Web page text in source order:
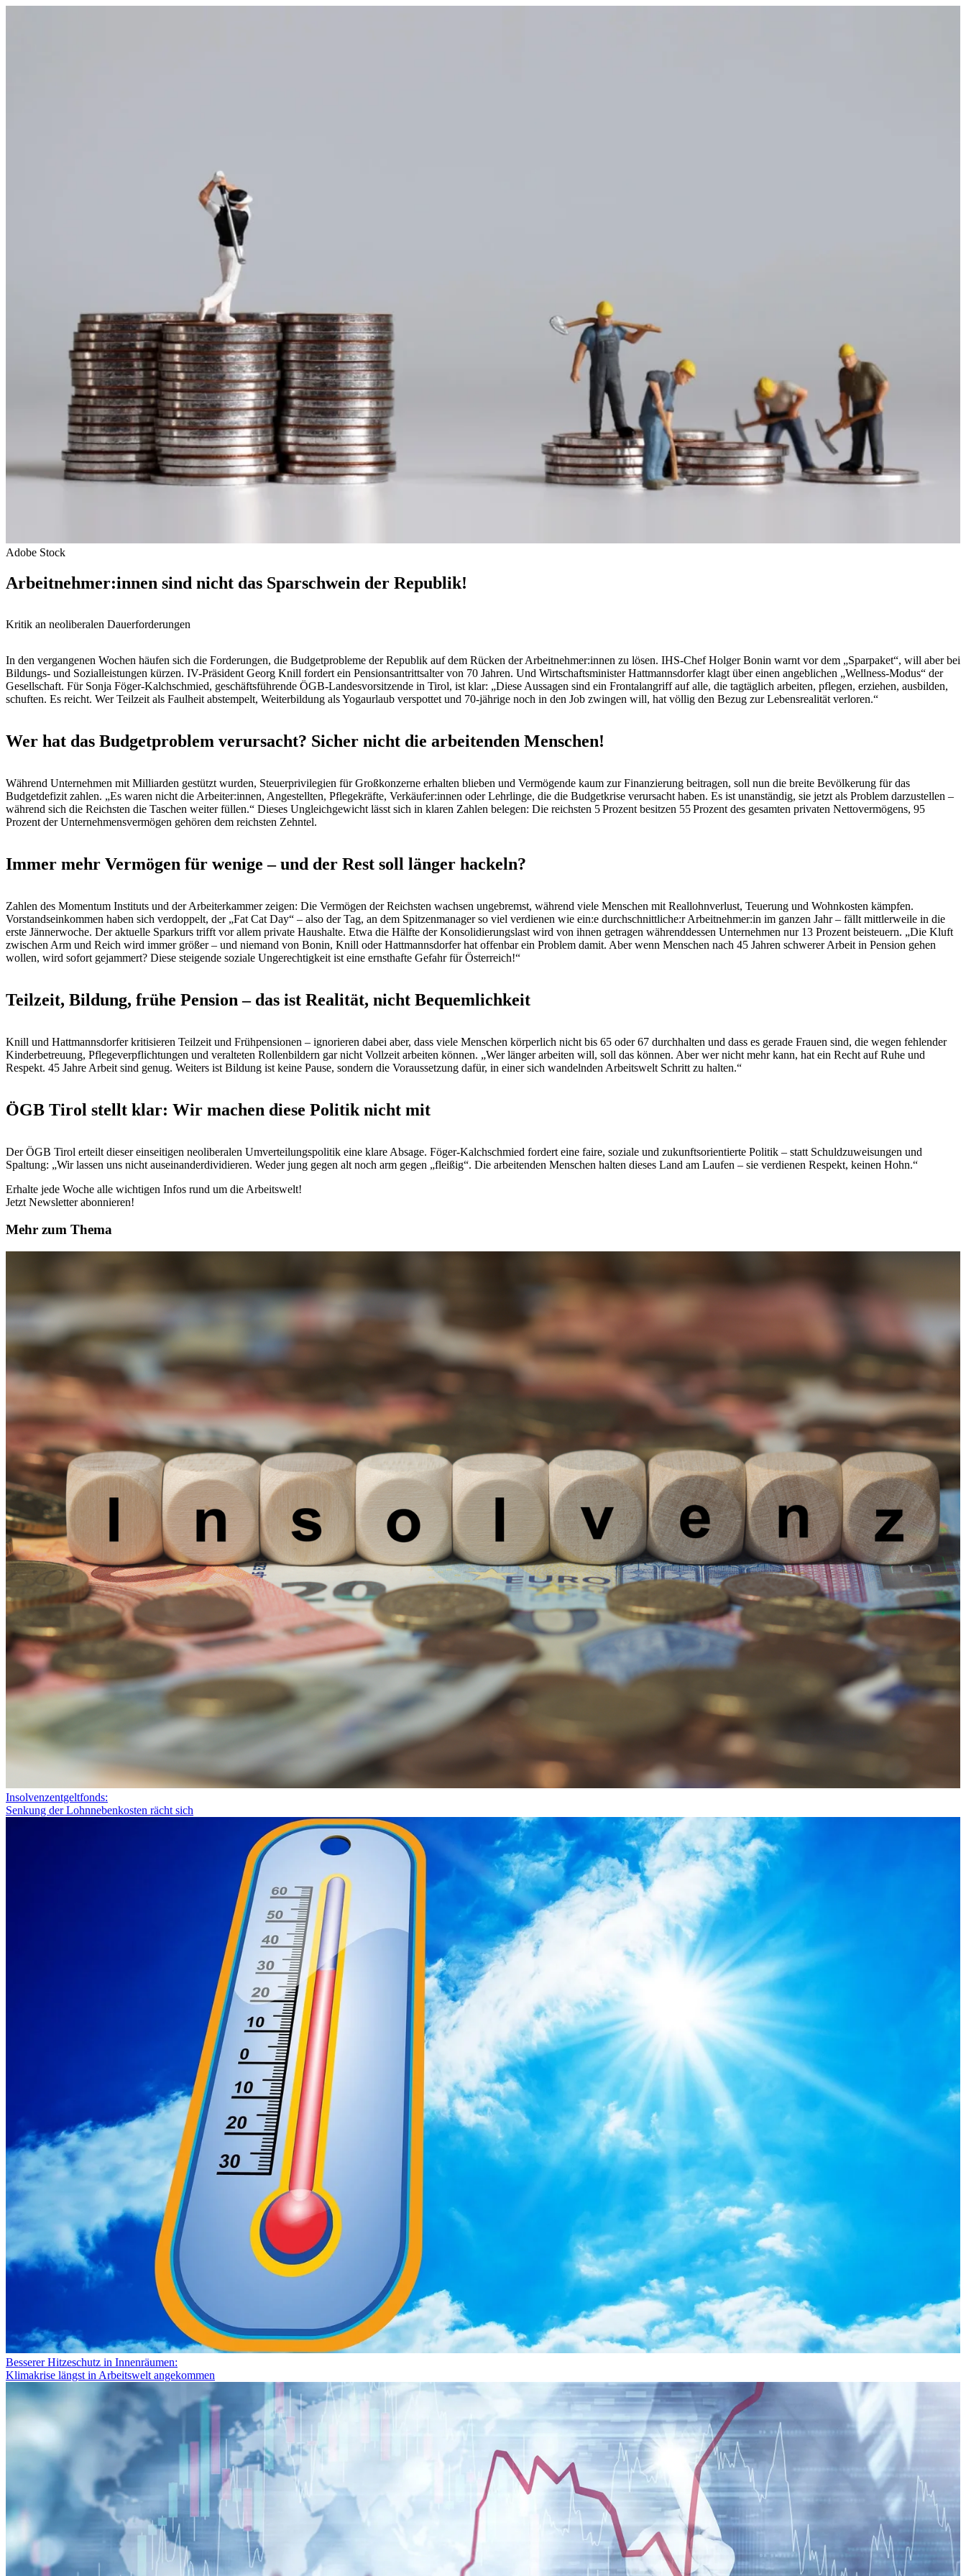
Adobe Stock
Arbeitnehmer:innen sind nicht das Sparschwein der Republik!
Kritik an neoliberalen Dauerforderungen
In den vergangenen Wochen häufen sich die Forderungen, die Budgetprobleme der Republik auf dem Rücken der Arbeitnehmer:innen zu lösen. IHS-Chef Holger Bonin warnt vor dem „Sparpaket“, will aber bei
Bildungs- und Sozialleistungen kürzen. IV-Präsident Georg Knill fordert ein Pensionsantrittsalter von 70 Jahren. Und Wirtschaftsminister Hattmannsdorfer klagt über einen angeblichen „Wellness-Modus“ der
Gesellschaft. Für Sonja Föger-Kalchschmied, geschäftsführende ÖGB-Landesvorsitzende in Tirol, ist klar: „Diese Aussagen sind ein Frontalangriff auf alle, die tagtäglich arbeiten, pflegen, erziehen, ausbilden,
schuften. Es reicht. Wer Teilzeit als Faulheit abstempelt, Weiterbildung als Yogaurlaub verspottet und 70-jährige noch in den Job zwingen will, hat völlig den Bezug zur Lebensrealität verloren.“
Wer hat das Budgetproblem verursacht? Sicher nicht die arbeitenden Menschen!
Während Unternehmen mit Milliarden gestützt wurden, Steuerprivilegien für Großkonzerne erhalten blieben und Vermögende kaum zur Finanzierung beitragen, soll nun die breite Bevölkerung für das
Budgetdefizit zahlen. „Es waren nicht die Arbeiter:innen, Angestellten, Pflegekräfte, Verkäufer:innen oder Lehrlinge, die die Budgetkrise verursacht haben. Es ist unanständig, sie jetzt als Problem darzustellen –
während sich die Reichsten die Taschen weiter füllen.“ Dieses Ungleichgewicht lässt sich in klaren Zahlen belegen: Die reichsten 5 Prozent besitzen 55 Prozent des gesamten privaten Nettovermögens, 95
Prozent der Unternehmensvermögen gehören dem reichsten Zehntel.
Immer mehr Vermögen für wenige – und der Rest soll länger hackeln?
Zahlen des Momentum Instituts und der Arbeiterkammer zeigen: Die Vermögen der Reichsten wachsen ungebremst, während viele Menschen mit Reallohnverlust, Teuerung und Wohnkosten kämpfen.
Vorstandseinkommen haben sich verdoppelt, der „Fat Cat Day“ – also der Tag, an dem Spitzenmanager so viel verdienen wie ein:e durchschnittliche:r Arbeitnehmer:in im ganzen Jahr – fällt mittlerweile in die
erste Jännerwoche. Der aktuelle Sparkurs trifft vor allem private Haushalte. Etwa die Hälfte der Konsolidierungslast wird von ihnen getragen währenddessen Unternehmen nur 13 Prozent beisteuern. „Die Kluft
zwischen Arm und Reich wird immer größer – und niemand von Bonin, Knill oder Hattmannsdorfer hat offenbar ein Problem damit. Aber wenn Menschen nach 45 Jahren schwerer Arbeit in Pension gehen
wollen, wird sofort gejammert? Diese steigende soziale Ungerechtigkeit ist eine ernsthafte Gefahr für Österreich!“
Teilzeit, Bildung, frühe Pension – das ist Realität, nicht Bequemlichkeit
Knill und Hattmannsdorfer kritisieren Teilzeit und Frühpensionen – ignorieren dabei aber, dass viele Menschen körperlich nicht bis 65 oder 67 durchhalten und dass es gerade Frauen sind, die wegen fehlender
Kinderbetreuung, Pflegeverpflichtungen und veralteten Rollenbildern gar nicht Vollzeit arbeiten können. „Wer länger arbeiten will, soll das können. Aber wer nicht mehr kann, hat ein Recht auf Ruhe und
Respekt. 45 Jahre Arbeit sind genug. Weiters ist Bildung ist keine Pause, sondern die Voraussetzung dafür, in einer sich wandelnden Arbeitswelt Schritt zu halten.“
ÖGB Tirol stellt klar: Wir machen diese Politik nicht mit
Der ÖGB Tirol erteilt dieser einseitigen neoliberalen Umverteilungspolitik eine klare Absage. Föger-Kalchschmied fordert eine faire, soziale und zukunftsorientierte Politik – statt Schuldzuweisungen und
Spaltung: „Wir lassen uns nicht auseinanderdividieren. Weder jung gegen alt noch arm gegen „fleißig“. Die arbeitenden Menschen halten dieses Land am Laufen – sie verdienen Respekt, keinen Hohn.“
Erhalte jede Woche alle wichtigen Infos rund um die Arbeitswelt!
Jetzt Newsletter abonnieren!
Mehr zum Thema
Insolvenzentgeltfonds:
Senkung der Lohnnebenkosten rächt sich
Besserer Hitzeschutz in Innenräumen:
Klimakrise längst in Arbeitswelt angekommen